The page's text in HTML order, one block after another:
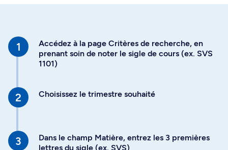
Accédez à la page Critères de recherche, en
prenant soin de noter le sigle de cours (ex. SVS
1101)
Choisissez le trimestre souhaité
Dans le champ Matière, entrez les 3 premières
lettres du sigle (ex. SVS)